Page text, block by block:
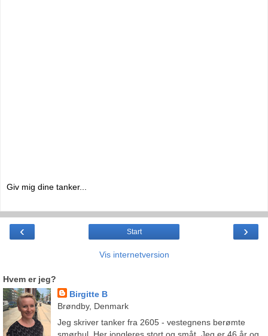
Giv mig dine tanker...
‹ ›
Start
Vis internetversion
Hvem er jeg?
Birgitte B
Brøndby, Denmark
Jeg skriver tanker fra 2605 - vestegnens berømte